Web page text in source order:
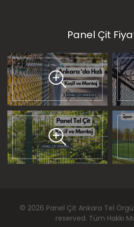
Panel Çit
© 2026 Panel Çit Ankara Tel
reserved. Tüm Hakkı